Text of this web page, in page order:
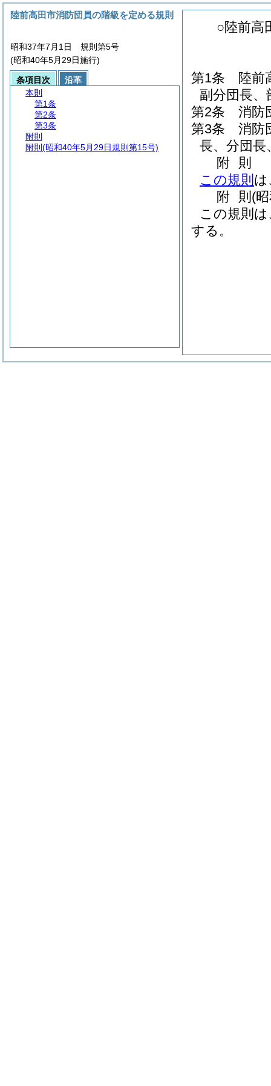
○陸前高
第1条
陸前
副分団長、
第2条
消防
第3条
消防
長、分団長
附 則
この規則 は
附 則 (
この規則
する。
陸前高田市消防団員の階級を定める規則
昭和37年7月1日 規則第5号
(昭和40年5月29日施行)
条項目次
沿革
本則
第1条
第2条
第3条
附則
附則 (昭和40年5月29日規則第15号)